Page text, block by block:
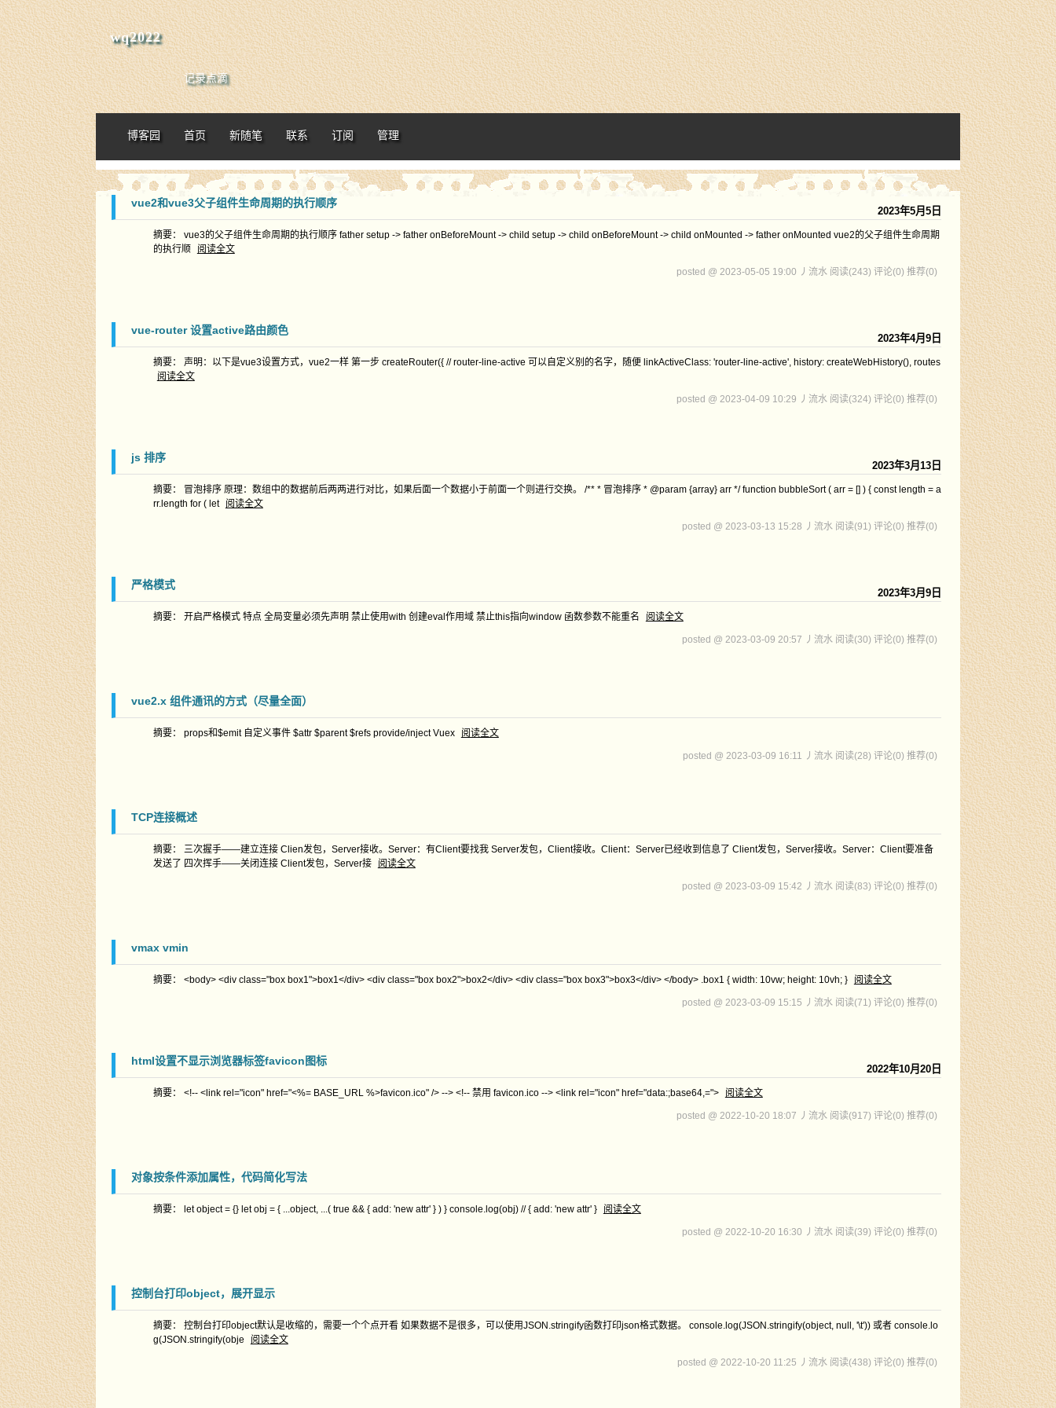
wq2022
记录点滴
博客园 首页 新随笔 联系 订阅 管理
2023年5月5日
vue2和vue3父子组件生命周期的执行顺序
摘要： vue3的父子组件生命周期的执行顺序 father setup -> father onBeforeMount -> child setup -> child onBeforeMount -> child onMounted -> father onMounted vue2的父子组件生命周期
的执行顺
阅读全文
posted @ 2023-05-05 19:00 丿流水 阅读(243) 评论(0) 推荐(0)
2023年4月9日
vue-router 设置active路由颜色
摘要： 声明：以下是vue3设置方式，vue2一样 第一步 createRouter({ // router-line-active 可以自定义别的名字，随便 linkActiveClass: 'router-line-active', history: createWebHistory(), routes
阅读全文
posted @ 2023-04-09 10:29 丿流水 阅读(324) 评论(0) 推荐(0)
2023年3月13日
js 排序
摘要： 冒泡排序 原理：数组中的数据前后两两进行对比，如果后面一个数据小于前面一个则进行交换。 /** * 冒泡排序 * @param {array} arr */ function bubbleSort ( arr = [] ) { const length = a
rr.length for ( let 阅读全文
posted @ 2023-03-13 15:28 丿流水 阅读(91) 评论(0) 推荐(0)
2023年3月9日
严格模式
摘要： 开启严格模式 特点 全局变量必须先声明 禁止使用with 创建eval作用域 禁止this指向window 函数参数不能重名 阅读全文
posted @ 2023-03-09 20:57 丿流水 阅读(30) 评论(0) 推荐(0)
vue2.x 组件通讯的方式（尽量全面）
摘要： props和$emit 自定义事件 $attr $parent $refs provide/inject Vuex 阅读全文
posted @ 2023-03-09 16:11 丿流水 阅读(28) 评论(0) 推荐(0)
TCP连接概述
摘要： 三次握手——建立连接 Clien发包，Server接收。Server：有Client要找我 Server发包，Client接收。Client：Server已经收到信息了 Client发包，Server接收。Server：Client要准备
发送了 四次挥手——关闭连接 Client发包，Server接
阅读全文
posted @ 2023-03-09 15:42 丿流水 阅读(83) 评论(0) 推荐(0)
vmax vmin
摘要： <body> <div class="box box1">box1</div> <div class="box box2">box2</div> <div class="box box3">box3</div> </body> .box1 { width: 10vw; height: 10vh; } 阅读全文
posted @ 2023-03-09 15:15 丿流水 阅读(71) 评论(0) 推荐(0)
2022年10月20日
html设置不显示浏览器标签favicon图标
摘要： <!-- <link rel="icon" href="<%= BASE_URL %>favicon.ico" /> --> <!-- 禁用 favicon.ico --> <link rel="icon" href="data:;base64,="> 阅读全文
posted @ 2022-10-20 18:07 丿流水 阅读(917) 评论(0) 推荐(0)
对象按条件添加属性，代码简化写法
摘要： let object = {} let obj = { ...object, ...( true && { add: 'new attr' } ) } console.log(obj) // { add: 'new attr' } 阅读全文
posted @ 2022-10-20 16:30 丿流水 阅读(39) 评论(0) 推荐(0)
控制台打印object，展开显示
摘要： 控制台打印object默认是收缩的，需要一个个点开看 如果数据不是很多，可以使用JSON.stringify函数打印json格式数据。 console.log(JSON.stringify(object, null, '\t')) 或者 console.lo
g(JSON.stringify(obje
阅读全文
posted @ 2022-10-20 11:25 丿流水 阅读(438) 评论(0) 推荐(0)